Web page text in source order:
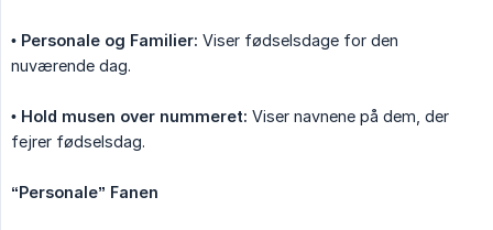
• Personale og Familier: Viser fødselsdage for den
nuværende dag.
• Hold musen over nummeret: Viser navnene på dem, der
fejrer fødselsdag.
“Personale” Fanen